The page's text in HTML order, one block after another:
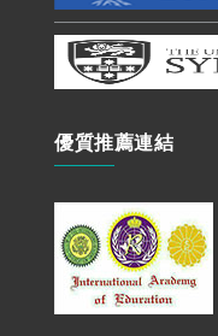
優質推薦連結